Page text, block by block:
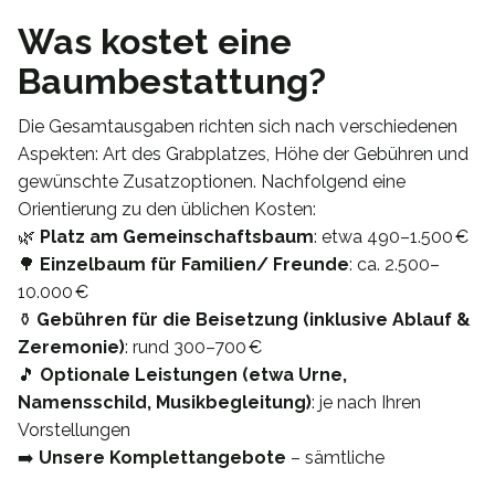
Was kostet eine
Baumbestattung?
Die Gesamtausgaben richten sich nach verschiedenen
Aspekten: Art des Grabplatzes, Höhe der Gebühren und
gewünschte Zusatzoptionen. Nachfolgend eine
Orientierung zu den üblichen Kosten:
🌿 Platz am Gemeinschaftsbaum: etwa 490–1.500 €
🌳 Einzelbaum für Familien/ Freunde: ca. 2.500–
10.000 €
⚱️ Gebühren für die Beisetzung (inklusive Ablauf &
Zeremonie): rund 300–700 €
🎵 Optionale Leistungen (etwa Urne,
Namensschild, Musikbegleitung): je nach Ihren
Vorstellungen
➡️ Unsere Komplettangebote – sämtliche